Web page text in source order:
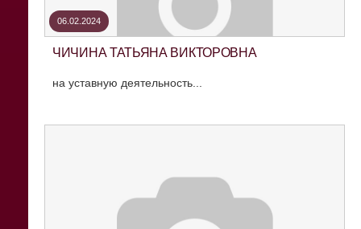
06.02.2024
ЧИЧИНА ТАТЬЯНА ВИКТОРОВНА
на уставную деятельность...